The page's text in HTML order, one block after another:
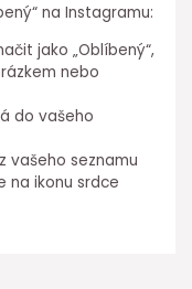
na Instagramu:
jako „Oblíbený“,
nebo
do vašeho
vašeho seznamu
na ikonu srdce